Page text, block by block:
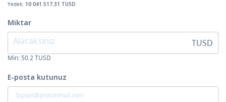
Yedek: 10 041 517.31 TUSD
Miktar
TUSD
Min: 50.2TUSD
E-posta kutunuz